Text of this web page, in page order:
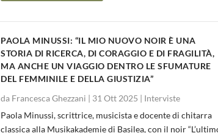
PAOLA MINUSSI: “IL MIO NUOVO NOIR È UNA
STORIA DI RICERCA, DI CORAGGIO E DI FRAGILITÀ,
MA ANCHE UN VIAGGIO DENTRO LE SFUMATURE
DEL FEMMINILE E DELLA GIUSTIZIA”
da Francesca Ghezzani | 31 Ott 2025 | Interviste
Paola Minussi, scrittrice, musicista e docente di chitarra
classica alla Musikakademie di Basilea, con il noir